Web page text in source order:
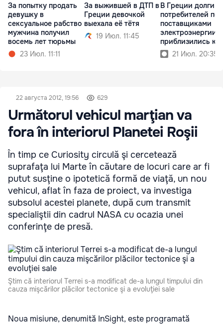
За попытку продать
девушку в
сексуальное рабство
мужчина получил
восемь лет тюрьмы
23 Июл. 11:11
За выжившей в ДТП в
Греции девочкой
выехала её тётя
19 Июл. 11:45
В Греции долги
потребителей
поставщиками
электроэнергии
приблизились к
млрд21 Июл. 20:35
22 августа 2012, 19:56 629
Următorul vehicul marţian va
fora în interiorul Planetei Roşii
În timp ce Curiosity circulă şi cercetează
suprafaţa lui Marte în căutare de locuri care ar fi
putut susţine o ipotetică formă de viaţă, un nou
vehicul, aflat în faza de proiect, va investiga
subsolul acestei planete, după cum transmit
specialiştii din cadrul NASA cu ocazia unei
conferinţe de presă.
Ştim că interiorul Terrei s-a modificat de-a lungul timpului din
cauza mişcărilor plăcilor tectonice şi a evoluţiei sale
Noua misiune, denumită InSight, este programată